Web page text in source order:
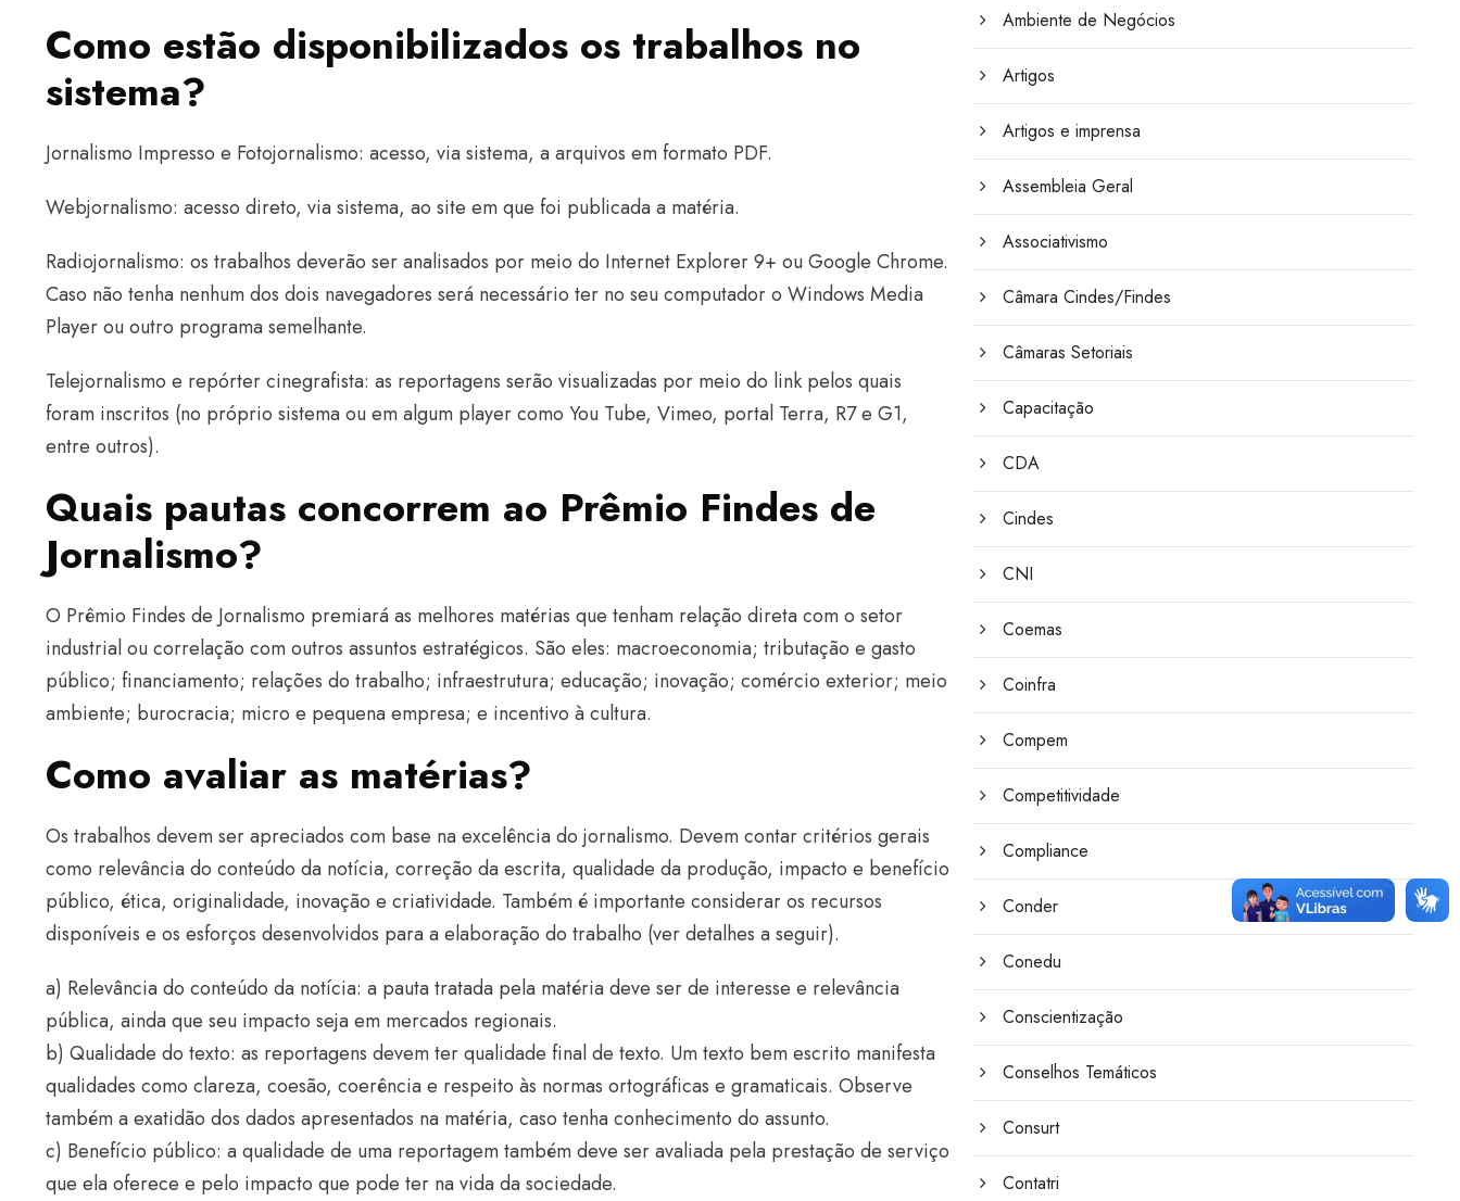
Como estão disponibilizados os trabalhos no
sistema?
Jornalismo Impresso e Fotojornalismo: acesso, via sistema, a arquivos em formato PDF.
Webjornalismo: acesso direto, via sistema, ao site em que foi publicada a matéria.
Radiojornalismo: os trabalhos deverão ser analisados por meio do Internet Explorer 9+ ou Google Chrome.
Caso não tenha nenhum dos dois navegadores será necessário ter no seu computador o Windows Media
Player ou outro programa semelhante.
Telejornalismo e repórter cinegrafista: as reportagens serão visualizadas por meio do link pelos quais
foram inscritos (no próprio sistema ou em algum player como You Tube, Vimeo, portal Terra, R7 e G1,
entre outros).
Quais pautas concorrem ao Prêmio Findes de
Jornalismo?
O Prêmio Findes de Jornalismo premiará as melhores matérias que tenham relação direta com o setor
industrial ou correlação com outros assuntos estratégicos. São eles: macroeconomia; tributação e gasto
público; financiamento; relações do trabalho; infraestrutura; educação; inovação; comércio exterior; meio
ambiente; burocracia; micro e pequena empresa; e incentivo à cultura.
Como avaliar as matérias?
Os trabalhos devem ser apreciados com base na excelência do jornalismo. Devem contar critérios gerais
como relevância do conteúdo da notícia, correção da escrita, qualidade da produção, impacto e benefício
público, ética, originalidade, inovação e criatividade. Também é importante considerar os recursos
disponíveis e os esforços desenvolvidos para a elaboração do trabalho (ver detalhes a seguir).
a) Relevância do conteúdo da notícia: a pauta tratada pela matéria deve ser de interesse e relevância
pública, ainda que seu impacto seja em mercados regionais.
b) Qualidade do texto: as reportagens devem ter qualidade final de texto. Um texto bem escrito manifesta
qualidades como clareza, coesão, coerência e respeito às normas ortográficas e gramaticais. Observe
também a exatidão dos dados apresentados na matéria, caso tenha conhecimento do assunto.
c) Benefício público: a qualidade de uma reportagem também deve ser avaliada pela prestação de serviço
que ela oferece e pelo impacto que pode ter na vida da sociedade.
Ambiente de Negócios
Artigos
Artigos e imprensa
Assembleia Geral
Associativismo
Câmara Cindes/Findes
Câmaras Setoriais
Capacitação
CDA
Cindes
CNI
Coemas
Coinfra
Compem
Competitividade
Compliance
Conder
Conedu
Conscientização
Conselhos Temáticos
Consurt
Contatri